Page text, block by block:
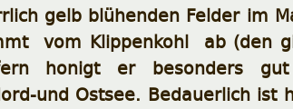
gelb blühenden Felder im
vom Klippenkohl ab (den
honigt er besonders
und Ostsee. Bedauerlich ist